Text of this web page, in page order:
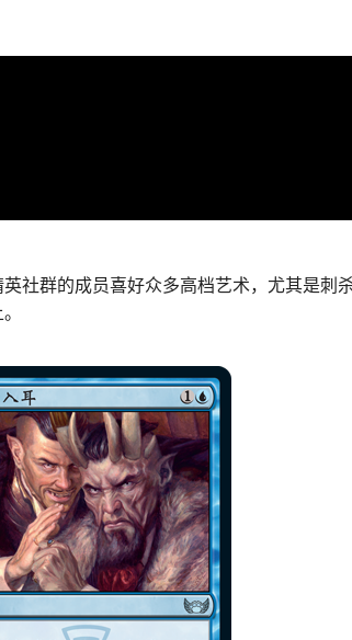
社群的成员喜好众多高档艺术，尤其是刺